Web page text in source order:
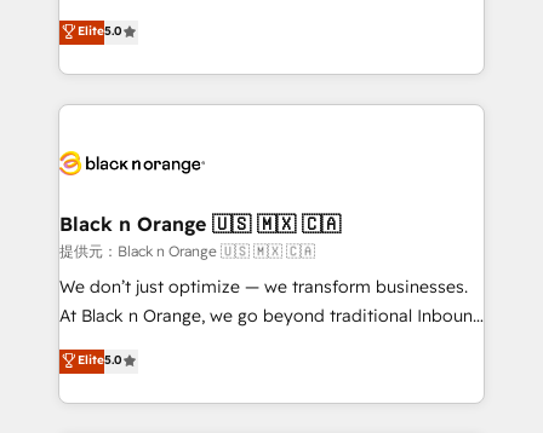
impact of your digital transformation, including a
detailed financial rationale with a focus on ROI and
embark on a transformational journey that sets your
business up for long-term success. Unlock your
business. If not now, when?
DIGITALISIM, nous avons l'intime conviction que la
réussite des entreprises passe par l’innovation web,
le marketing digital, et la relation client ! C'est
pourquoi, nos experts sont à la fois capables de
référencement, votre stratégie digitale et le pilotage
projet HubSpot avec DIGITALISIM : 🧽 Nettoyage,
migration et intégration des bases de données. 🚀
Développement des interfaces avec vos logiciels
métiers ⚙️ Configuration de la plateforme HubSpot
Book Process & Guidelines utilisateurs 🎓
Formations des utilisateurs
Elite5.0
Black n Orange 🇺🇸 🇲🇽 🇨🇦
提供元：Black n Orange 🇺🇸 🇲🇽 🇨🇦
We don’t just optimize — we transform businesses.
At Black n Orange, we go beyond traditional Inbound
Marketing with our exclusive methodologies:
BOOMS and BOOST. Together, they form a powerful
combination that has driven success for over 800
Elite5.0